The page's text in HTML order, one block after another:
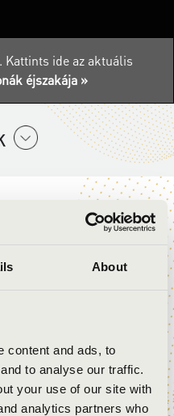
About
content and ads, to
to analyse our traffic.
your use of our site with
analytics partners who
Kattints ide az aktuális
éjszakája »
József - orgona